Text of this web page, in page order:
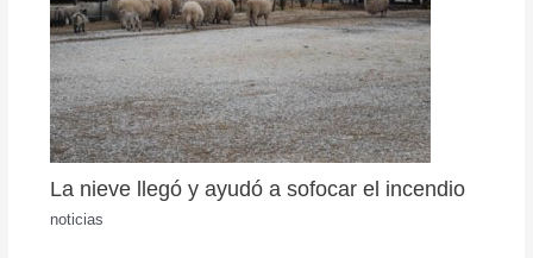
La nieve llegó y ayudó a sofocar el incendio
noticias